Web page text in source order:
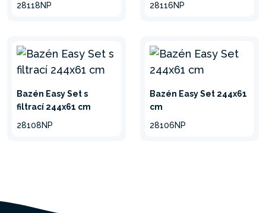
28118NP
28116NP
Bazén Easy Set s
filtrací 244x61 cm
28108NP
Bazén Easy Set 244x61
cm
28106NP